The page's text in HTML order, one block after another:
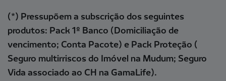
(*) Pressupõem a subscrição dos seguintes
produtos: Pack 1º Banco (Domiciliação de
vencimento; Conta Pacote) e Pack Proteção (
Seguro multirriscos do Imóvel na Mudum; Seguro
Vida associado ao CH na GamaLife).